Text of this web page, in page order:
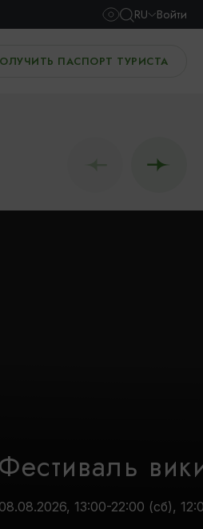
RU Войти
ПАСПОРТ ТУРИСТА
Фестиваль
08.08.2026, 13:00-22:00 (сб),